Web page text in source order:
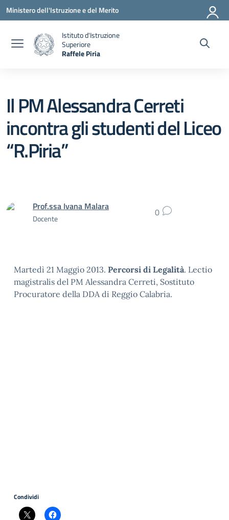
Vai ai contenuti
Vai al menu di navigazione
Vai al footer
Ministero dell'Istruzione e del Merito
Istituto d'Istruzione
Superiore
Raffele Piria
Il PM Alessandra Cerreti
incontra gli studenti del Liceo
“R.Piria”
Prof.ssa Ivana Malara
Docente 0
Martedì 21 Maggio 2013. Percorsi di Legalità. Lectio
magistralis del PM Alessandra Cerreti, Sostituto
Procuratore della DDA di Reggio Calabria.
Condividi